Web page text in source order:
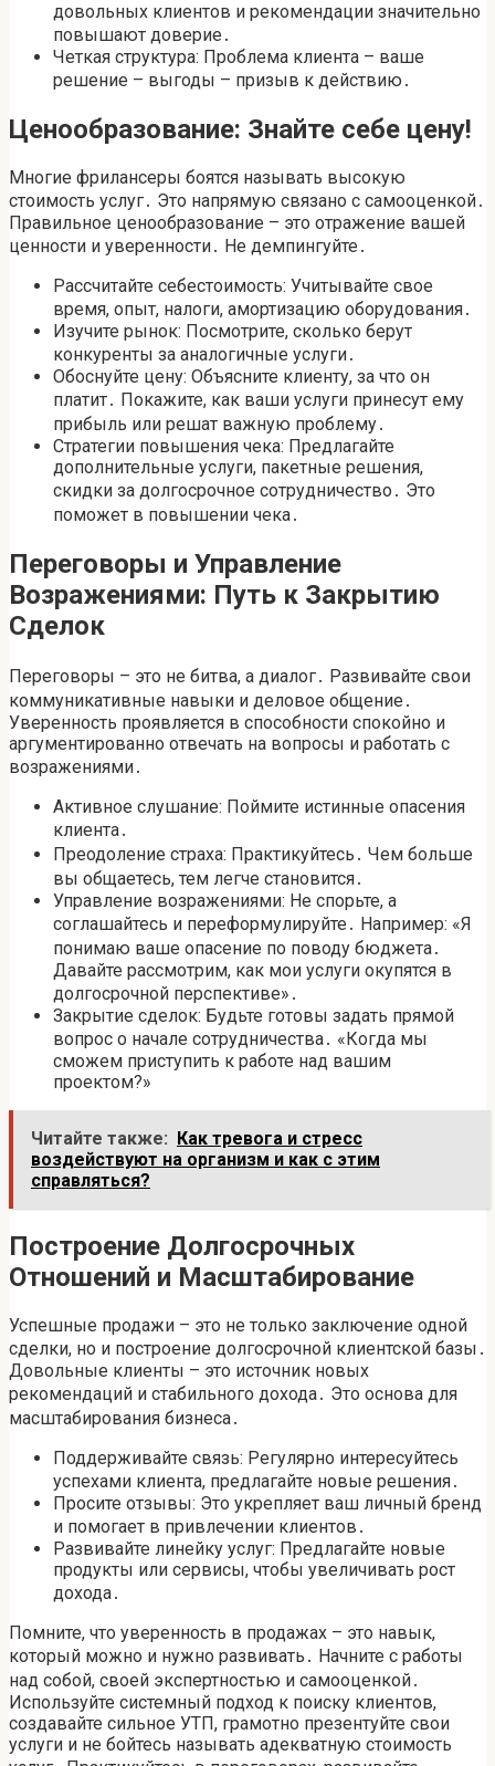
довольных клиентов и рекомендации значительно
повышают доверие․
Четкая структура: Проблема клиента – ваше
решение – выгоды – призыв к действию․
Ценообразование: Знайте себе цену!
Многие фрилансеры боятся называть высокую
стоимость услуг․ Это напрямую связано с самооценкой․
Правильное ценообразование – это отражение вашей
ценности и уверенности․ Не демпингуйте․
Рассчитайте себестоимость: Учитывайте свое
время, опыт, налоги, амортизацию оборудования․
Изучите рынок: Посмотрите, сколько берут
конкуренты за аналогичные услуги․
Обоснуйте цену: Объясните клиенту, за что он
платит․ Покажите, как ваши услуги принесут ему
прибыль или решат важную проблему․
Стратегии повышения чека: Предлагайте
дополнительные услуги, пакетные решения,
скидки за долгосрочное сотрудничество․ Это
поможет в повышении чека․
Переговоры и Управление
Возражениями: Путь к Закрытию
Сделок
Переговоры – это не битва, а диалог․ Развивайте свои
коммуникативные навыки и деловое общение․
Уверенность проявляется в способности спокойно и
аргументированно отвечать на вопросы и работать с
возражениями․
Активное слушание: Поймите истинные опасения
клиента․
Преодоление страха: Практикуйтесь․ Чем больше
вы общаетесь, тем легче становится․
Управление возражениями: Не спорьте, а
соглашайтесь и переформулируйте․ Например: «Я
понимаю ваше опасение по поводу бюджета․
Давайте рассмотрим, как мои услуги окупятся в
долгосрочной перспективе»․
Закрытие сделок: Будьте готовы задать прямой
вопрос о начале сотрудничества․ «Когда мы
сможем приступить к работе над вашим
проектом?»
Читайте также: Как тревога и стресс
воздействуют на организм и как с этим
справляться?
Построение Долгосрочных
Отношений и Масштабирование
Успешные продажи – это не только заключение одной
сделки, но и построение долгосрочной клиентской базы․
Довольные клиенты – это источник новых
рекомендаций и стабильного дохода․ Это основа для
масштабирования бизнеса․
Поддерживайте связь: Регулярно интересуйтесь
успехами клиента, предлагайте новые решения․
Просите отзывы: Это укрепляет ваш личный бренд
и помогает в привлечении клиентов․
Развивайте линейку услуг: Предлагайте новые
продукты или сервисы, чтобы увеличивать рост
дохода․
Помните, что уверенность в продажах – это навык,
который можно и нужно развивать․ Начните с работы
над собой, своей экспертностью и самооценкой․
Используйте системный подход к поиску клиентов,
создавайте сильное УТП, грамотно презентуйте свои
услуги и не бойтесь называть адекватную стоимость